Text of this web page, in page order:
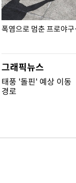
폭염으로 멈춘 프로야
그래픽뉴스
태풍 '돌핀' 예상 이동
경로